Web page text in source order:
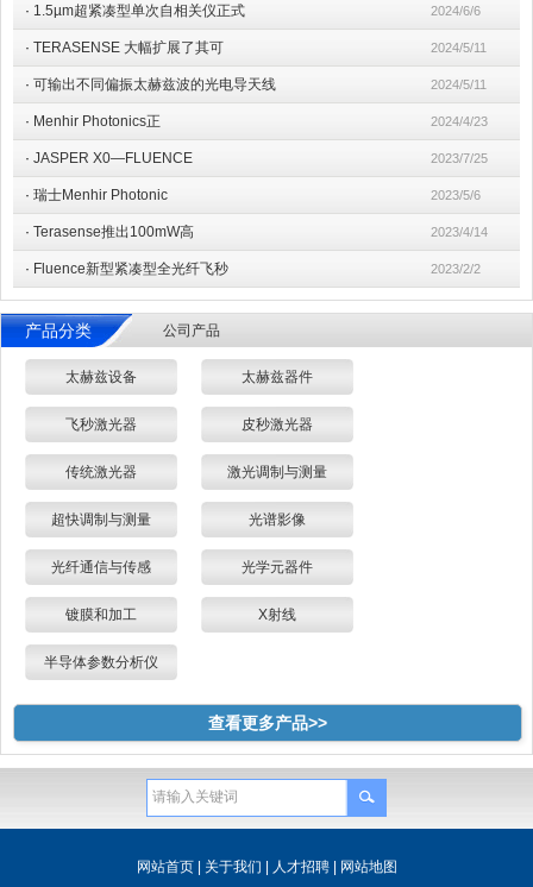
· 1.5µm超紧凑型单次自相关仪正式 2024/6/6
· TERASENSE 大幅扩展了其可 2024/5/11
· 可输出不同偏振太赫兹波的光电导天线 2024/5/11
· Menhir Photonics正 2024/4/23
· JASPER X0—FLUENCE 2023/7/25
· 瑞士Menhir Photonic 2023/5/6
· Terasense推出100mW高 2023/4/14
· Fluence新型紧凑型全光纤飞秒 2023/2/2
产品分类 公司产品
太赫兹设备 太赫兹器件
飞秒激光器 皮秒激光器
传统激光器 激光调制与测量
超快调制与测量 光谱影像
光纤通信与传感 光学元器件
镀膜和加工 X射线
半导体参数分析仪
查看更多产品>>
网站首页| 关于我们 | 人才招聘| 网站地图